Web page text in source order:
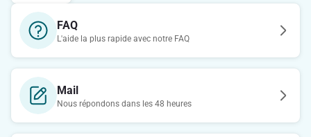
FAQ
L'aide la plus rapide avec notre FAQ
Mail
Nous répondons dans les 48 heures